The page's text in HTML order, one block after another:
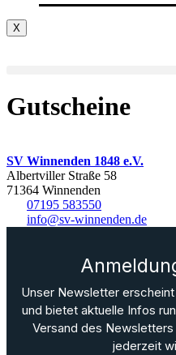
X
Gutscheine
SV Winnenden 1848 e.V.
Albertviller Straße 58
71364 Winnenden
07195 583550
info@sv-winnenden.de
Unser Newsletter
und bietet aktuelle Infos
Versand des
jederzeit